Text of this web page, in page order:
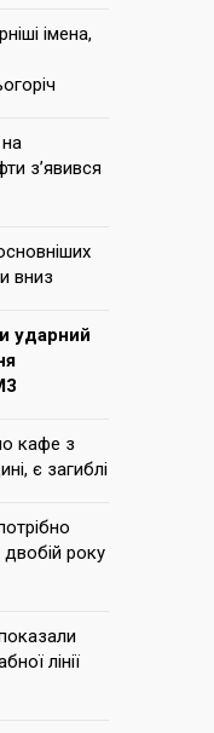
імена,
з’явився
вниз
ударний
кафе з
є загиблі
року
лінії